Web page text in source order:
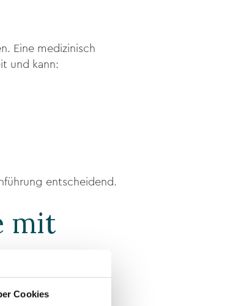
Cookies
Eine medizinisch
und kann:
entscheidend.
mit